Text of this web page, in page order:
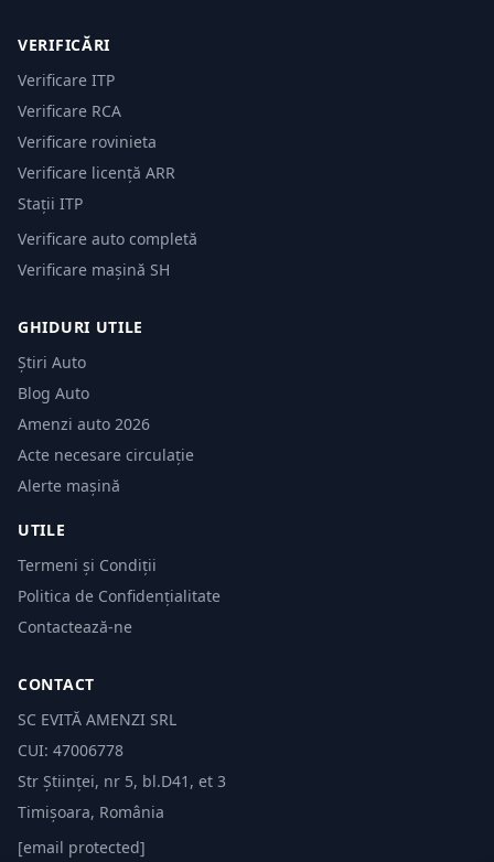
VERIFICĂRI
Verificare ITP
Verificare RCA
Verificare rovinieta
Verificare licență ARR
Stații ITP
Verificare auto completă
Verificare mașină SH
GHIDURI UTILE
Știri Auto
Blog Auto
Amenzi auto 2026
Acte necesare circulație
Alerte mașină
UTILE
Termeni și Condiții
Politica de Confidențialitate
Contactează-ne
CONTACT
SC EVITĂ AMENZI SRL
CUI: 47006778
Str Științei, nr 5, bl.D41, et 3
Timișoara, România
[email protected]